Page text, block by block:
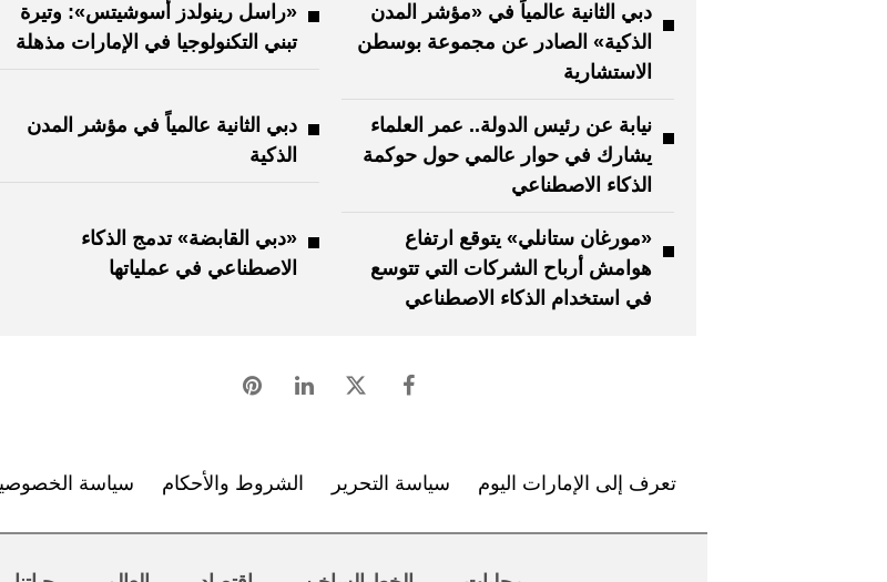
دبي الثانية عالمياً في «مؤشر المدن
الذكية» الصادر عن مجموعة بوسطن
الاستشارية
«راسل رينولدز أسوشيتس»: وتيرة
تبني التكنولوجيا في الإمارات مذهلة
نيابة عن رئيس الدولة.. عمر العلماء
يشارك في حوار عالمي حول حوكمة
الذكاء الاصطناعي
دبي الثانية عالمياً في مؤشر المدن
الذكية
«مورغان ستانلي» يتوقع ارتفاع
هوامش أرباح الشركات التي تتوسع
في استخدام الذكاء الاصطناعي
«دبي القابضة» تدمج الذكاء
الاصطناعي في عملياتها
تعرف إلى الإمارات اليوم سياسة التحرير الشروط والأحكام سياسة